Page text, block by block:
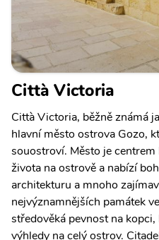
Città Victoria
Città Victoria, běžně známá
hlavní město ostrova Gozo,
souostroví. Město je
života na ostrově a nabízí
architekturu a mnoho
nejvýznamnějších památek
středověká pevnost na
výhledy na celý ostrov.